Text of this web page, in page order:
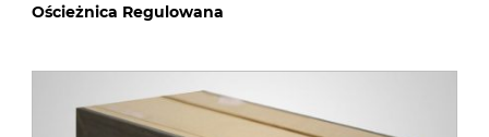
Ościeżnica Regulowana